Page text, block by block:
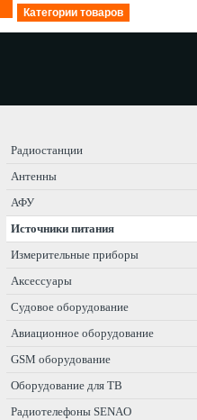
Категории товаров
Радиостанции
Антенны
АФУ
Источники питания
Измерительные приборы
Аксессуары
Судовое оборудование
Авиационное оборудование
GSM оборудование
Оборудование для ТВ
Радиотелефоны SENAO